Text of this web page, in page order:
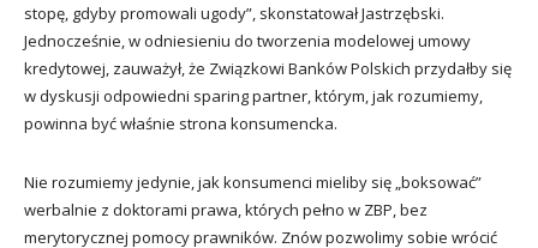
stopę, gdyby promowali ugody”, skonstatował Jastrzębski.
Jednocześnie, w odniesieniu do tworzenia modelowej umowy
kredytowej, zauważył, że Związkowi Banków Polskich przydałby się
w dyskusji odpowiedni sparing partner, którym, jak rozumiemy,
powinna być właśnie strona konsumencka.
Nie rozumiemy jedynie, jak konsumenci mieliby się „boksować”
werbalnie z doktorami prawa, których pełno w ZBP, bez
merytorycznej pomocy prawników. Znów pozwolimy sobie wrócić